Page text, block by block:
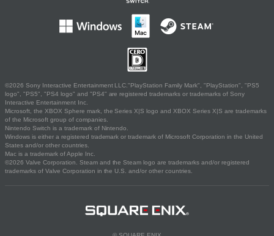
©2026 Sony Interactive Entertainment LLC."PlayStation Family Mark", "PlayStation", "PS5
logo", "PS5", "PS4 logo" and "PS4" are registered trademarks or trademarks of Sony
Interactive Entertainment Inc.
Microsoft, the XBOX Sphere mark, the Series X|S logo and XBOX Series X|S are trademarks
of the Microsoft group of companies.
Nintendo Switch is a trademark of Nintendo.
Windows is either a registered trademark or trademark of Microsoft Corporation in the United
States and/or other countries.
Mac is a trademark of Apple Inc.
©2026 Valve Corporation. Steam and the Steam logo are trademarks and/or registered
trademarks of Valve Corporation in the U.S. and/or other countries.